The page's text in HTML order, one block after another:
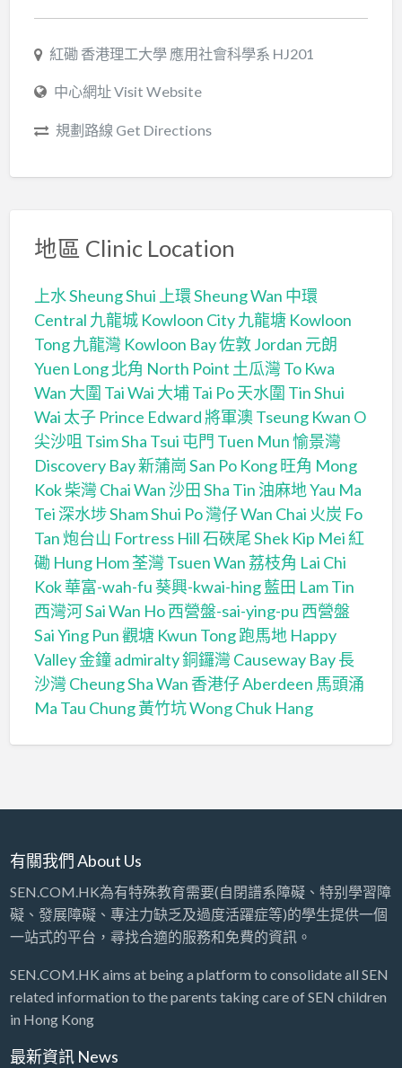
紅磡 香港理工大學 應用社會科學系 HJ201
中心網址 Visit Website
規劃路線 Get Directions
地區 Clinic Location
上水 Sheung Shui 上環 Sheung Wan 中環
Central 九龍城 Kowloon City九龍塘 Kowloon
Tong九龍灣 Kowloon Bay佐敦 Jordan 元朗
Yuen Long北角 North Point 土瓜灣 To Kwa
Wan 大圍 Tai Wai 大埔 Tai Po天水圍 Tin Shui
Wai 太子 Prince Edward將軍澳 Tseung Kwan O
尖沙咀 Tsim Sha Tsui 屯門 Tuen Mun愉景灣
Discovery Bay新蒲崗 San Po Kong旺角 Mong
Kok柴灣 Chai Wan沙田 Sha Tin 油麻地 Yau Ma
Tei深水埗 Sham Shui Po灣仔 Wan Chai 火炭 Fo
Tan炮台山 Fortress Hill石硤尾 Shek Kip Mei 紅
磡 Hung Hom荃灣 Tsuen Wan 荔枝角 Lai Chi
Kok華富-wah-fu葵興-kwai-hing藍田 Lam Tin
西灣河 Sai Wan Ho西營盤-sai-ying-pu 西營盤
Sai Ying Pun觀塘 Kwun Tong跑馬地 Happy
Valley金鐘 admiralty銅鑼灣 Causeway Bay長
沙灣 Cheung Sha Wan 香港仔 Aberdeen 馬頭涌
Ma Tau Chung黃竹坑 Wong Chuk Hang
有關我們 About Us
SEN.COM.HK為有特殊教育需要(自閉譜系障礙、特别學習障
礙、發展障礙、專注力缺乏及過度活躍症等)的學生提供一個
一站式的平台，尋找合適的服務和免費的資訊。
SEN.COM.HK aims at being a platform to consolidate all SEN
related information to the parents taking care of SEN children
in Hong Kong
最新資訊 News